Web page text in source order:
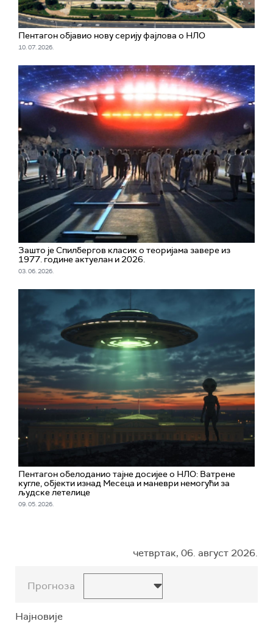
Пентагон објавио нову серију фајлова о НЛО
10. 07. 2026.
Зашто је Спилбергов класик о теоријама завере из
1977. године актуелан и 2026.
03. 06. 2026.
Пентагон обелоданио тајне досијее о НЛО: Ватрене
кугле, објекти изнад Месеца и маневри немогући за
људске летелице
09. 05. 2026.
четвртак, 06. август 2026.
Прогноза
Најновије